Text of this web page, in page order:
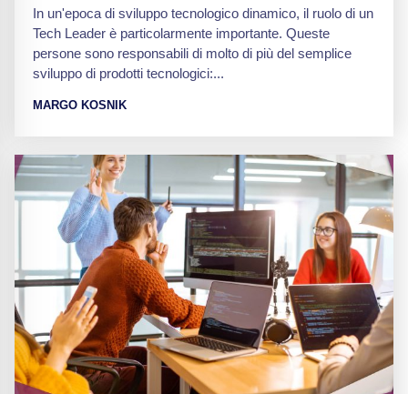
In un'epoca di sviluppo tecnologico dinamico, il ruolo di un
Tech Leader è particolarmente importante. Queste
persone sono responsabili di molto di più del semplice
sviluppo di prodotti tecnologici:...
MARGO KOSNIK